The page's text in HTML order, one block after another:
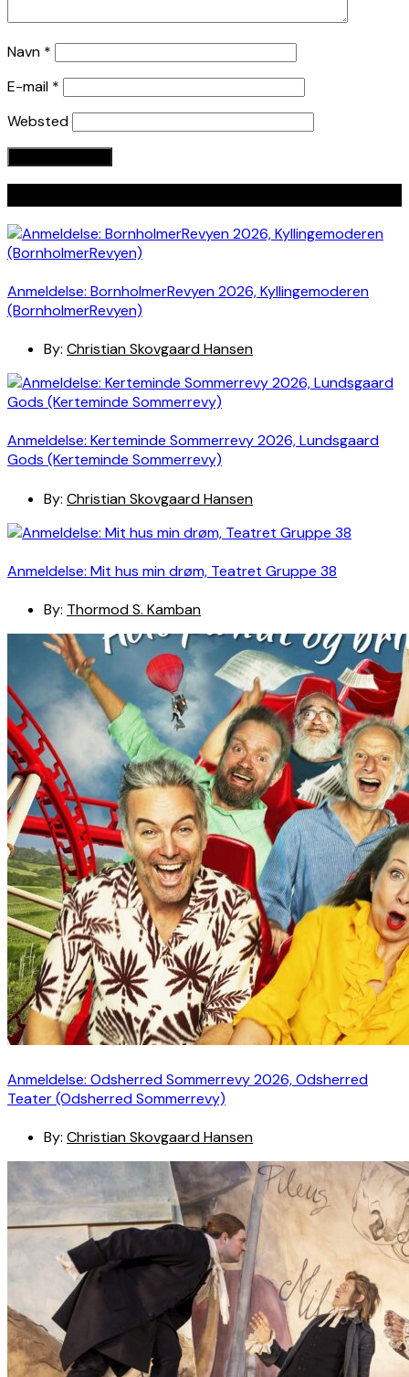
Navn *
E-mail *
Websted
Anmeldelse: BornholmerRevyen 2026, Kyllingemoderen
(BornholmerRevyen)
By: Christian Skovgaard Hansen
Anmeldelse: Kerteminde Sommerrevy 2026, Lundsgaard
Gods (Kerteminde Sommerrevy)
By: Christian Skovgaard Hansen
Anmeldelse: Mit hus min drøm, Teatret Gruppe 38
By: Thormod S. Kamban
Anmeldelse: Odsherred Sommerrevy 2026, Odsherred
Teater (Odsherred Sommerrevy)
By: Christian Skovgaard Hansen